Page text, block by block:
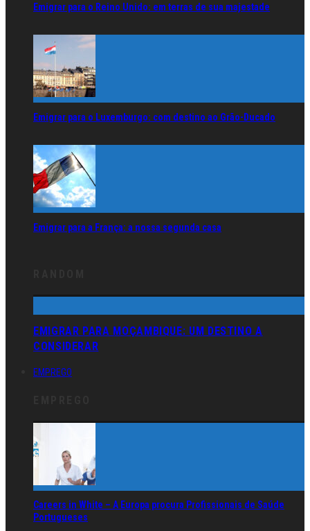
Emigrar para o Reino Unido: em terras de sua majestade
Emigrar para o Luxemburgo: com destino ao Grão-Ducado
Emigrar para a França: a nossa segunda casa
EMIGRAR PARA MOÇAMBIQUE: UM DESTINO A
CONSIDERAR
EMPREGO
Careers in White – A Europa procura Profissionais de Saúde
Portugueses